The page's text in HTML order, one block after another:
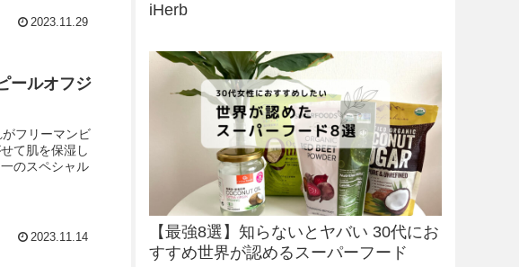
2023.11.29
ールオフジ
フリーマンビ
て肌を保湿し
のスペシャル
2023.11.14
iHerb
【最強8選】知らないとヤバい 30代にお
すすめ世界が認めるスーパーフード